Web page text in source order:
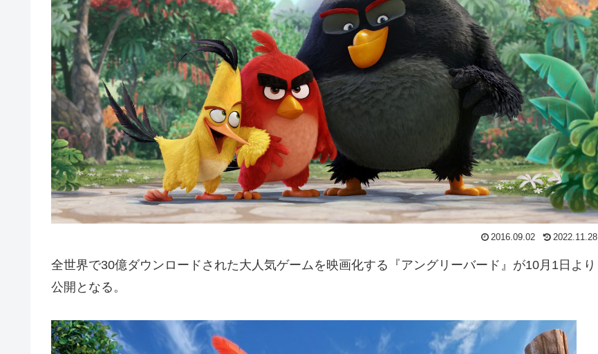
2016.09.02 2022.11.28
全世界で30億ダウンロードされた大人気ゲームを映画化する『アングリーバード』が10月1日より
公開となる。